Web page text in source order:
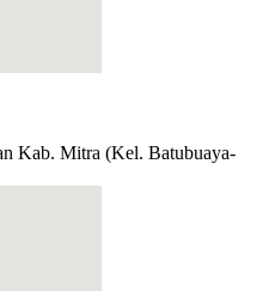
Kab. Mitra (Kel. Batubuaya-